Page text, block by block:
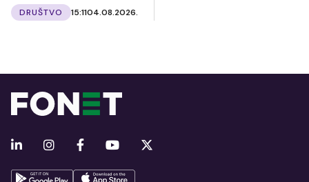
DRUŠTVO 15:1104.08.2026.